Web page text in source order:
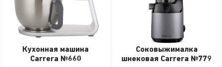
Кухонная машина
Carrera №660
Соковыжималка
шнековая Carrera №779